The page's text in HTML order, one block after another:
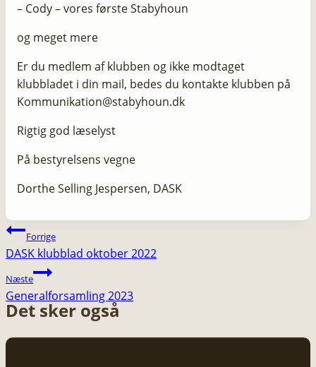
– Cody – vores første Stabyhoun
og meget mere
​​Er du medlem af klubben og ikke modtaget
klubbladet i din mail, bedes du kontakte klubben på
Kommunikation@stabyhoun.dk
Rigtig god læselyst​
På bestyrelsens vegne
Dorthe Selling Jespersen, DASK
Indlægsnavigation
Forrige
DASK klubblad oktober 2022
Næste
Generalforsamling 2023
Det sker også